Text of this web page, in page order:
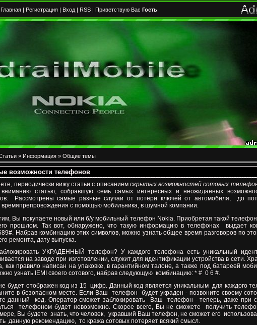
Главная| Регистрация| Вход| RSS| Приветствую Вас Гость
» Информация » Общие темы
возможности телефонов
периодически вижу статьи с описанием скрытых возможностей сотовых
статью, собравшую семь самых интересных и неожиданных
Рассмотрены самые разные случаи от потери ключей от автомобиля, до
времяпрепровождения с помощью мобильника, в шумной компании.
Вы покупаете новый или б/у мобильный телефон Nokia. Приобретая такой
прошлом. Так вот, обнаружено, что такую информацию в телефонах
выдает
Набрав комбинацию этих символов, можно узнать общее время разговоров по
ремонта, дату выпуска.
УКРАДЕННЫЙ телефон? У каждого телефона есть уникальный
на заводе при изготовлении, служит для идентификации устройства в сети.
как правило написан на упаковке, в гарантийном талоне, а также под батареей
узнать IEMI своего сотового, набрав следующую комбинацию: * # 0 6 #.
будет отображен код из 15 цифр. Данный код является уникальным для каждого
в безопасном месте. Если Ваш
телефон
будет украден - позвоните своему
данный
код. Оператор сможет заблокировать Ваш
телефон - теперь, даже при
телефоном будет невозможно. Скорее всего, Вы не сможете получить
Вы будете знать, что человек, укравший Ваш телефон, не сможет его
данную рекомендацию, то кража сотовых потеряет всякий смысл.